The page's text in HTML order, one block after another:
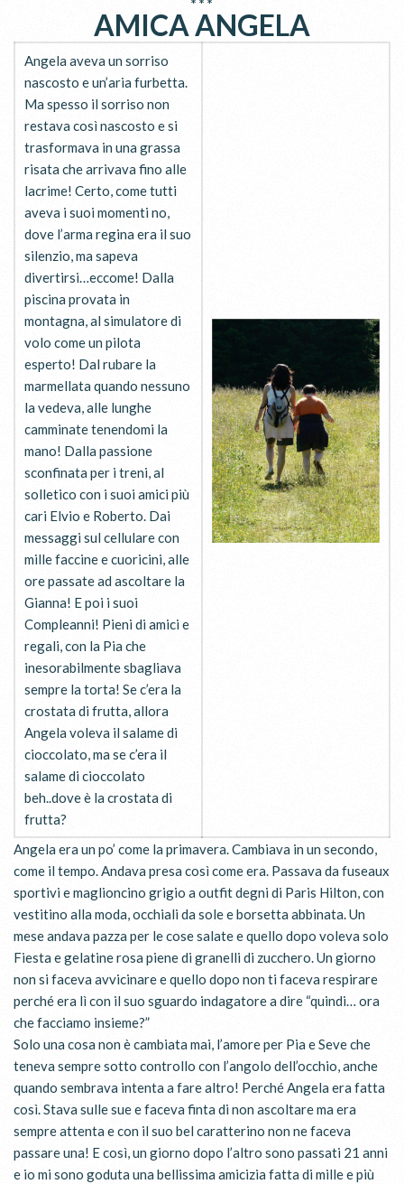
* * *
AMICA ANGELA
Angela aveva un sorriso
nascosto e un’aria furbetta.
Ma spesso il sorriso non
restava così nascosto e si
trasformava in una grassa
risata che arrivava fino alle
lacrime! Certo, come tutti
aveva i suoi momenti no,
dove l’arma regina era il suo
silenzio, ma sapeva
divertirsi…eccome! Dalla
piscina provata in
montagna, al simulatore di
volo come un pilota
esperto! Dal rubare la
marmellata quando nessuno
la vedeva, alle lunghe
camminate tenendomi la
mano! Dalla passione
sconfinata per i treni, al
solletico con i suoi amici più
cari Elvio e Roberto. Dai
messaggi sul cellulare con
mille faccine e cuoricini, alle
ore passate ad ascoltare la
Gianna! E poi i suoi
Compleanni! Pieni di amici e
regali, con la Pia che
inesorabilmente sbagliava
sempre la torta! Se c’era la
crostata di frutta, allora
Angela voleva il salame di
cioccolato, ma se c’era il
salame di cioccolato
beh..dove è la crostata di
frutta?
Angela era un po’ come la primavera. Cambiava in un secondo,
come il tempo. Andava presa così come era. Passava da fuseaux
sportivi e maglioncino grigio a outfit degni di Paris Hilton, con
vestitino alla moda, occhiali da sole e borsetta abbinata. Un
mese andava pazza per le cose salate e quello dopo voleva solo
Fiesta e gelatine rosa piene di granelli di zucchero. Un giorno
non si faceva avvicinare e quello dopo non ti faceva respirare
perché era lì con il suo sguardo indagatore a dire “quindi… ora
che facciamo insieme?”
Solo una cosa non è cambiata mai, l’amore per Pia e Seve che
teneva sempre sotto controllo con l’angolo dell’occhio, anche
quando sembrava intenta a fare altro! Perché Angela era fatta
così. Stava sulle sue e faceva finta di non ascoltare ma era
sempre attenta e con il suo bel caratterino non ne faceva
passare una! E così, un giorno dopo l’altro sono passati 21 anni
e io mi sono goduta una bellissima amicizia fatta di mille e più